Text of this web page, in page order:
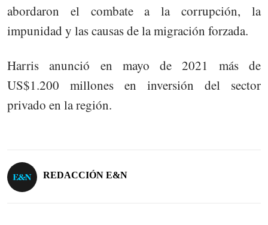
abordaron el combate a la corrupción, la
impunidad y las causas de la migración forzada.
Harris anunció en mayo de 2021 más de
US$1.200 millones en inversión del sector
privado en la región.
REDACCIÓN E&N